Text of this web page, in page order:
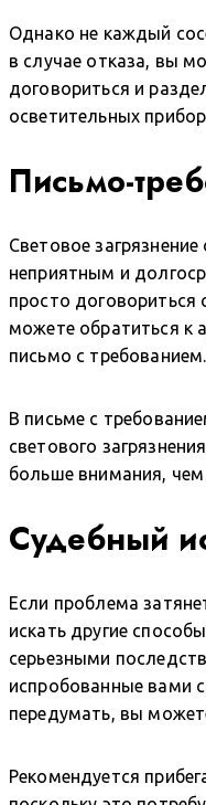
Однако не каждый
в случае отказа, вы
договориться и
осветительных
Письмо-
Световое
неприятным и
просто договориться
можете обратиться к
письмо с требованием.
В письме с
светового
больше внимания, чем
Судебный
Если проблема
искать другие
серьезными
испробованные вами
передумать, вы
Рекомендуется